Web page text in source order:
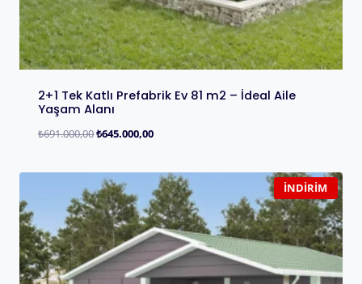
2+1 Tek Katlı Prefabrik Ev 81 m2 – İdeal Aile
Yaşam Alanı
₺691.000,00₺645.000,00
İNDIRIM